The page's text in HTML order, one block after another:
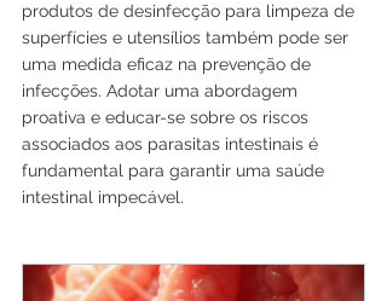
produtos de desinfecção para limpeza de
superfícies e utensílios também pode ser
uma medida eficaz na prevenção de
infecções. Adotar uma abordagem
proativa e educar-se sobre os riscos
associados aos parasitas intestinais é
fundamental para garantir uma saúde
intestinal impecável.